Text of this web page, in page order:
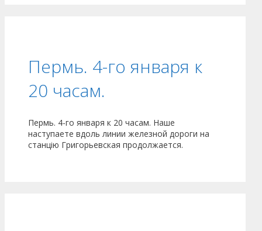
Пермь. 4-го января к
20 часам.
Пермь. 4-го января к 20 часам. Наше
наступаете вдоль линии железной дороги на
станцiю Григорьевская продолжается.